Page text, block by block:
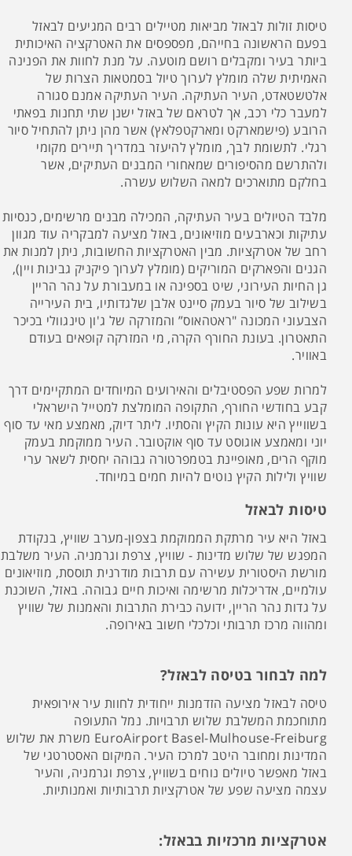
טיסות זולות לבאזל מביאות מטיילים רבים המגיעים לבאזל
בפעם הראשונה בחייהם, מפספסים את האטרקציה האיכותית
ביותר בעיר ומקבלים רושם מוטעה. על מנת לחוות את הפנינה
האמיתית שלה מומלץ לערוך טיול בסמטאות הצרות של
אלטשטאדט, העיר העתיקה. העיר העתיקה אמנם סגורה
למעבר כלי רכב, אך לטראם של באזל ישנן שתי תחנות בפאתי
הרובע (פישמארקט ומארקטפלאץ) אשר מהן ניתן להתחיל סיור
רגלי. לתשומת לבך, מומלץ להיעזר במדריך תיירים מקומי
ולהתרשם מהסיפורים שמאחורי המבנים העתיקים, אשר
בחלקם מתוארכים למאה השלוש עשרה.
מלבד הטיולים בעיר העתיקה, המכילה מבנים מרשימים, כנסיות
עתיקות וכארבעים מוזיאונים, באזל מציעה למבקריה עוד מגוון
רחב של אטרקציות. מבין האטרקציות החשובות, ניתן למנות את
הגנים והפארקים המוריקים (מומלץ לערוך פיקניק גבינות ויין),
גן החיות העירוני, שיט בספינה או במעבורת על נהר הריין
בשילוב של סיור בעמק סיינט אלבן שלגדותיו, בית העירייה
הצבעוני המכונה "ראטהאוס” והמזרקה של ג'ון טינגוולי בכיכר
התאטרון. בעונת החורף הקרה, מי המזרקה קופאים בעודם
באוויר.
למרות שפע הפסטיבלים והאירועים המיוחדים המתקיימים דרך
קבע בחודשי החורף, התקופה המומלצת למטייל הישראלי
בשווייץ היא עונות הקיץ והסתיו. ליתר דיוק, מאמצע מאי עד סוף
יוני ומאמצע אוגוסט עד סוף אוקטובר. העיר ממוקמת בעמק
מוקף הרים, מאופיינת בטמפרטורה גבוהה יחסית לשאר ערי
שוויץ ולילות הקיץ נוטים להיות חמים במיוחד.
טיסות לבאזל
באזל היא עיר מרתקת הממוקמת בצפון-מערב שוויץ, בנקודת
המפגש של שלוש מדינות - שוויץ, צרפת וגרמניה. העיר משלבת
מורשת היסטורית עשירה עם תרבות מודרנית תוססת, מוזיאונים
עולמיים, אדריכלות מרשימה ואיכות חיים גבוהה. באזל, השוכנת
על גדות נהר הריין, ידועה כבירת התרבות והאמנות של שוויץ
ומהווה מרכז תרבותי וכלכלי חשוב באירופה.
למה לבחור בטיסה לבאזל?
טיסה לבאזל מציעה הזדמנות ייחודית לחוות עיר אירופאית
מתוחכמת המשלבת שלוש תרבויות. נמל התעופה
EuroAirport Basel-Mulhouse-Freiburg משרת את שלוש
המדינות ומחובר היטב למרכז העיר. המיקום האסטרטגי של
באזל מאפשר טיולים נוחים בשוויץ, צרפת וגרמניה, והעיר
עצמה מציעה שפע של אטרקציות תרבותיות ואמנותיות.
אטרקציות מרכזיות בבאזל: